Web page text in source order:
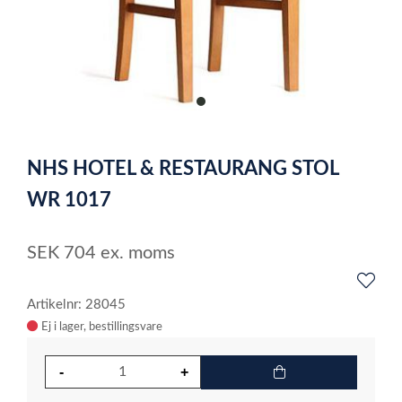
item
of
1
NHS HOTEL & RESTAURANG STOL
WR 1017
SEK 704 ex. moms
Artikelnr: 28045
Ej i lager